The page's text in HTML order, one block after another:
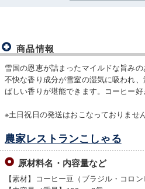
商品情報
雪国の恩恵が詰まったマイルドな旨み
不快な香り成分が雪室の湿気に吸われ
ばしい香りが堪能できます。コーヒー
※土日祝日の発送はおこなっておりませ
農家レストランこしゃる
原材料名・内容量など
【素材】コーヒー豆（ブラジル・コロ